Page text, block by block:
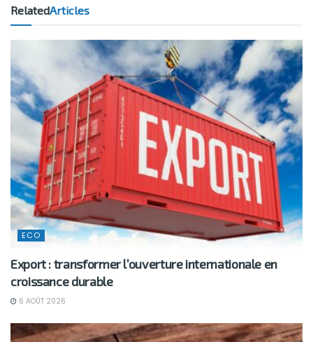
RelatedArticles
ECO
Export : transformer l’ouverture internationale en
croissance durable
6 AOÛT 2026